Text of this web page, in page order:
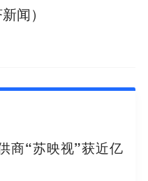
闻）
商“苏映视”获近亿